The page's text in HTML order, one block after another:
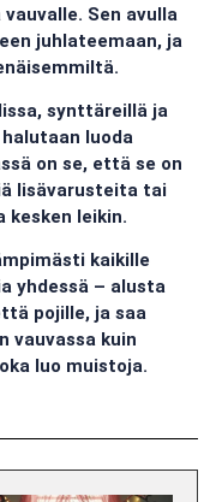
Sen avulla
juhlateemaan, ja
synttäreillä ja
luoda
on se, että se on
lisävarusteita tai
leikin.
kaikille
yhdessä – alusta
pojille, ja saa
vauvassa kuin
luo muistoja.